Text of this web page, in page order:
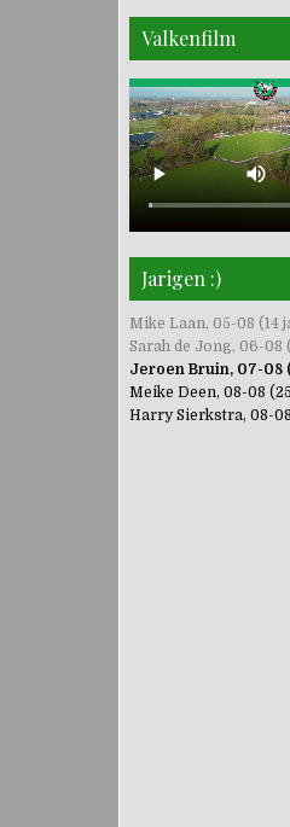
Valkenfilm
Jarigen :)
Mike Laan, 05-08 (14
Sarah de Jong, 06-08
Jeroen Bruin, 07-08
Meike Deen, 08-08
Harry Sierkstra, 08-